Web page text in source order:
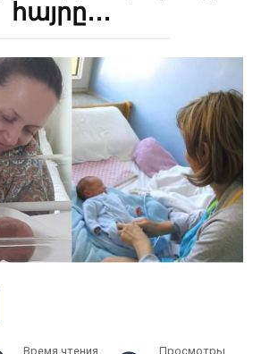
հայրը․․․
Время чтения Просмотры